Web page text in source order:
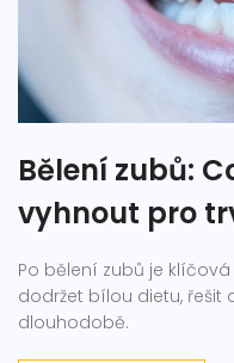
Bělení zubů:
vyhnout pro
Po bělení zubů je
dodržet bílou dietu, řešit
dlouhodobě.